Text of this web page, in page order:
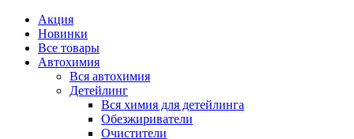
Акция
Новинки
Все товары
Автохимия
Вся автохимия
Детейлинг
Вся химия для детейлинга
Обезжириватели
Очистители